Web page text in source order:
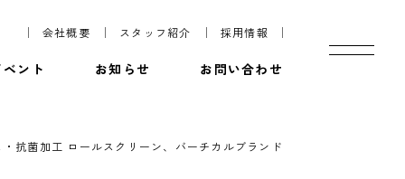
会社概要 スタッフ紹介 採用情報
ント お知らせ お問い合わせ
抗菌加工 ロールスクリーン、バーチカルブランド